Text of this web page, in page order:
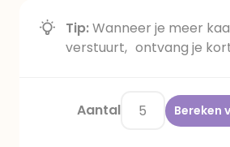
Tip:Wanneer je meer
verstuurt, ontvang je
Aantal Bereken